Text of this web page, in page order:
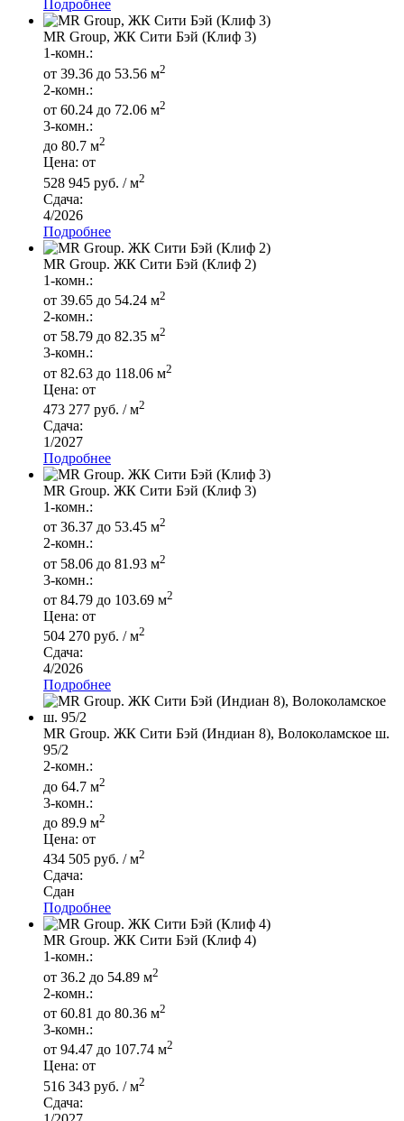
Подробнее
MR Group, ЖК Сити Бэй (Клиф 3)
1-комн.:
от 39.36 до 53.56 м2
2-комн.:
от 60.24 до 72.06 м2
3-комн.:
до 80.7 м2
Цена: от
528 945 руб. / м2
Сдача:
4/2026
Подробнее
MR Group. ЖК Сити Бэй (Клиф 2)
1-комн.:
от 39.65 до 54.24 м2
2-комн.:
от 58.79 до 82.35 м2
3-комн.:
от 82.63 до 118.06 м2
Цена: от
473 277 руб. / м2
Сдача:
1/2027
Подробнее
MR Group. ЖК Сити Бэй (Клиф 3)
1-комн.:
от 36.37 до 53.45 м2
2-комн.:
от 58.06 до 81.93 м2
3-комн.:
от 84.79 до 103.69 м2
Цена: от
504 270 руб. / м2
Сдача:
4/2026
Подробнее
MR Group. ЖК Сити Бэй (Индиан 8), Волоколамское ш.
95/2
2-комн.:
до 64.7 м2
3-комн.:
до 89.9 м2
Цена: от
434 505 руб. / м2
Сдача:
Сдан
Подробнее
MR Group. ЖК Сити Бэй (Клиф 4)
1-комн.:
от 36.2 до 54.89 м2
2-комн.:
от 60.81 до 80.36 м2
3-комн.:
от 94.47 до 107.74 м2
Цена: от
516 343 руб. / м2
Сдача: